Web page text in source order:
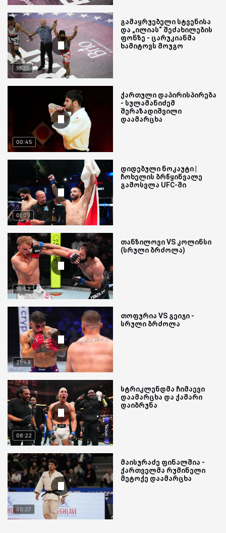
10:33
გამაყრუებელი სტვენისა
და „ილიას“ შეძახილების
ფონზე - ცარუკიანმა
ხამიტოვს მოუგო
00:45
ქართული დაპირისპირება
- სულამანიძემ
შერაზადიშვილი
დაამარცხა
01:09
დიდებული ნოკაუტი |
ჩოხელის ბრწყინვალე
გამოსვლა UFC-ში
18:52
თანზილოვი VS კოლინსი
(სრული ბრძოლა)
21:48
თოფურია VS გეიჯი -
სრული ბრძოლა
08:22
სტრიკლენდმა ჩიმაევი
დაამარცხა და ქამარი
დაიბრუნა
00:27
მაისურაძე ფინალშია -
ქართველმა რუმინელი
მეტოქე დაამარცხა